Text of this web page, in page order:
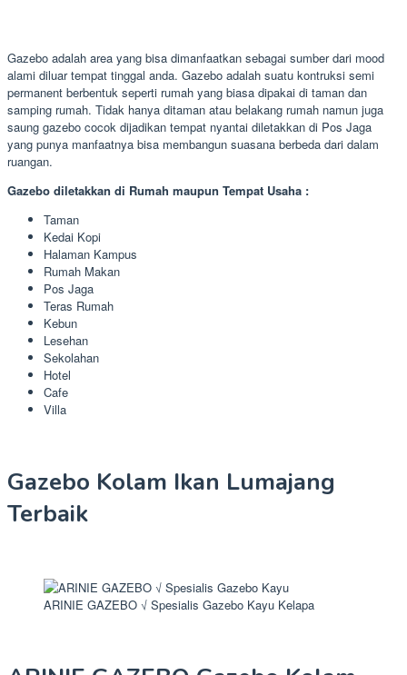
Gazebo adalah area yang bisa dimanfaatkan sebagai sumber dari mood
alami diluar tempat tinggal anda. Gazebo adalah suatu kontruksi semi
permanent berbentuk seperti rumah yang biasa dipakai di taman dan
samping rumah. Tidak hanya ditaman atau belakang rumah namun juga
saung gazebo cocok dijadikan tempat nyantai diletakkan di Pos Jaga
yang punya manfaatnya bisa membangun suasana berbeda dari dalam
ruangan.
Gazebo diletakkan di Rumah maupun Tempat Usaha :
Taman
Kedai Kopi
Halaman Kampus
Rumah Makan
Pos Jaga
Teras Rumah
Kebun
Lesehan
Sekolahan
Hotel
Cafe
Villa
Gazebo Kolam Ikan Lumajang
Terbaik
ARINIE GAZEBO √ Spesialis Gazebo Kayu Kelapa